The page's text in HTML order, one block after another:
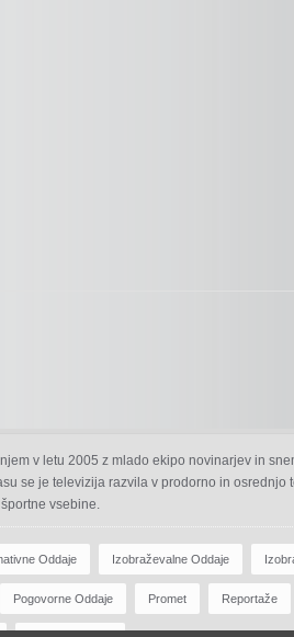
v letu 2005 z mlado ekipo novinarjev in
se je televizija razvila v prodorno in
vsebine.
Oddaje Izobraževalne Oddaje
Pogovorne Oddaje Promet Reportaže